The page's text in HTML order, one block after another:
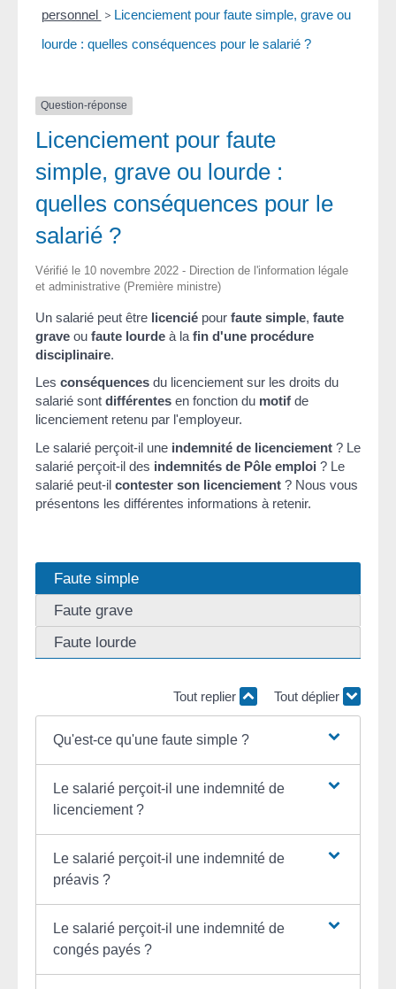
personnel
> Licenciement pour faute simple, grave ou
lourde : quelles conséquences pour le salarié ?
Question-réponse
Licenciement pour faute
simple, grave ou lourde :
quelles conséquences pour le
salarié ?
Vérifié le 10 novembre 2022 - Direction de l'information légale
et administrative (Première ministre)
Un salarié peut être licencié pour faute simple, faute
grave ou faute lourde à la fin d'une procédure
disciplinaire.
Les conséquences du licenciement sur les droits du
salarié sont différentes en fonction du motif de
licenciement retenu par l'employeur.
Le salarié perçoit-il une indemnité de licenciement ? Le
salarié perçoit-il des indemnités de Pôle emploi ? Le
salarié peut-il contester son licenciement ? Nous vous
présentons les différentes informations à retenir.
Faute simple
Faute grave
Faute lourde
Tout replier Tout déplier
Qu'est-ce qu'une faute simple ?
Le salarié perçoit-il une indemnité de
licenciement ?
Le salarié perçoit-il une indemnité de
préavis ?
Le salarié perçoit-il une indemnité de
congés payés ?